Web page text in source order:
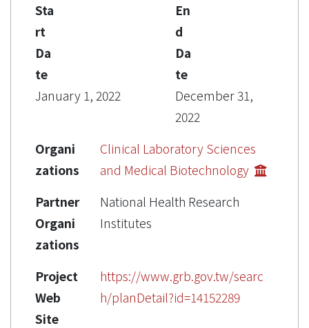
Sta
rt
Da
te
January 1, 2022
En
d
Da
te
December 31,
2022
Organi
zations
Clinical Laboratory Sciences
and Medical Biotechnology
Partner
Organi
zations
National Health Research
Institutes
Project
Web
Site
https://www.grb.gov.tw/searc
h/planDetail?id=14152289